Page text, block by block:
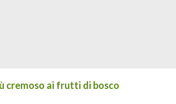
cremoso ai frutti di bosco